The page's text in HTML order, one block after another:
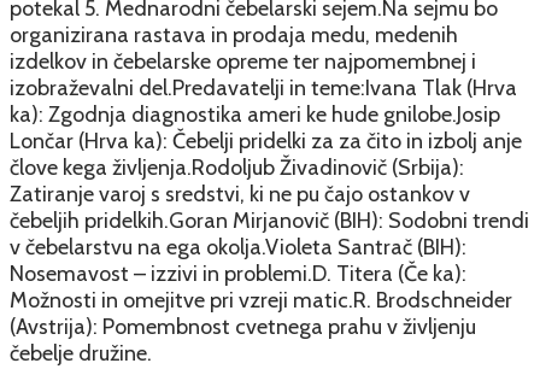
potekal 5. Mednarodni čebelarski sejem.Na sejmu bo
organizirana rastava in prodaja medu, medenih
izdelkov in čebelarske opreme ter najpomembnej i
izobraževalni del.Predavatelji in teme:Ivana Tlak (Hrva
ka): Zgodnja diagnostika ameri ke hude gnilobe.Josip
Lončar (Hrva ka): Čebelji pridelki za za čito in izbolj anje
člove kega življenja.Rodoljub Živadinovič (Srbija):
Zatiranje varoj s sredstvi, ki ne pu čajo ostankov v
čebeljih pridelkih.Goran Mirjanovič (BIH): Sodobni trendi
v čebelarstvu na ega okolja.Violeta Santrač (BIH):
Nosemavost – izzivi in problemi.D. Titera (Če ka):
Možnosti in omejitve pri vzreji matic.R. Brodschneider
(Avstrija): Pomembnost cvetnega prahu v življenju
čebelje družine.